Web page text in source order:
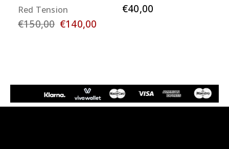
Red Tension
€150,00 €140,00
€40,00